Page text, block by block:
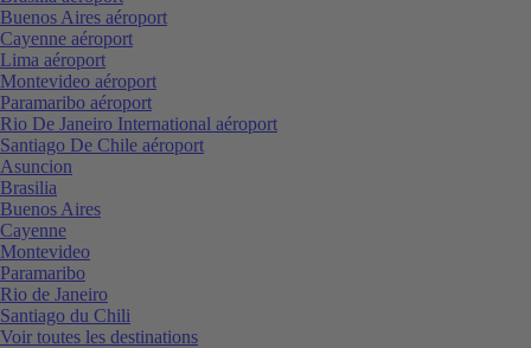
Buenos Aires aéroport
Cayenne aéroport
Lima aéroport
Montevideo aéroport
Paramaribo aéroport
Rio De Janeiro International aéroport
Santiago De Chile aéroport
Asuncion
Brasilia
Buenos Aires
Cayenne
Montevideo
Paramaribo
Rio de Janeiro
Santiago du Chili
Voir toutes les destinations